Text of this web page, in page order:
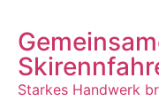
Starkes Handwerk